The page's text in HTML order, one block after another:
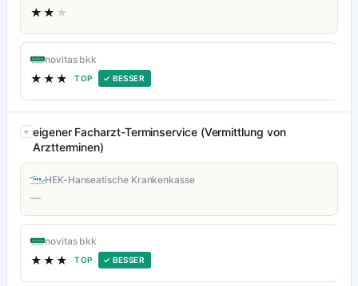
★★ ★
novitas bkk
★★★ TOP ✓ BESSER
eigener Facharzt-Terminservice (Vermittlung von
Arztterminen)
HEK-Hanseatische Krankenkasse
—
novitas bkk
★★★ TOP ✓ BESSER